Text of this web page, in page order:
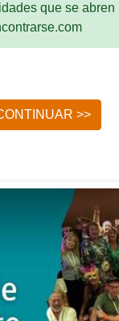
que se abren
>>